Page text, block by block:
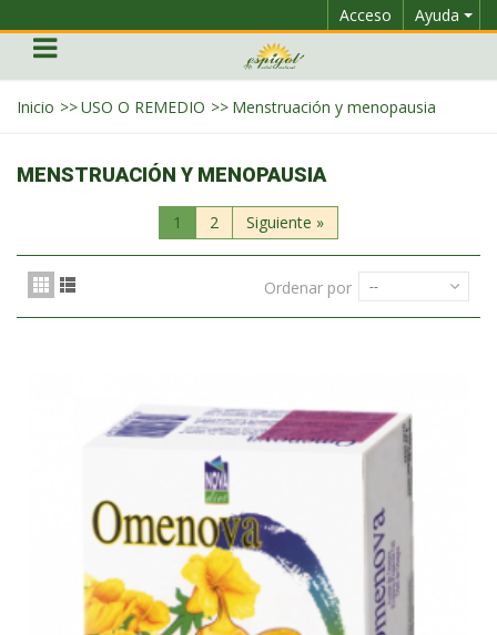
Ayuda
Acceso
Inicio >>USO O REMEDIO >> Menstruación y menopausia
MENSTRUACIÓN Y MENOPAUSIA
1 2 Siguiente »
Ordenar por --